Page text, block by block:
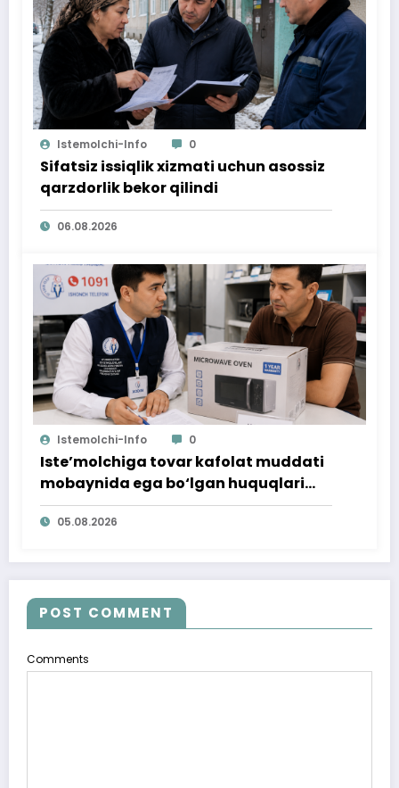
Istemolchi-Info 0
Sifatsiz issiqlik xizmati uchun asossiz
qarzdorlik bekor qilindi
06.08.2026
Istemolchi-Info 0
Iste’molchiga tovar kafolat muddati
mobaynida ega bo‘lgan huquqlari
ta’minlab berildi
05.08.2026
POST COMMENT
Comments